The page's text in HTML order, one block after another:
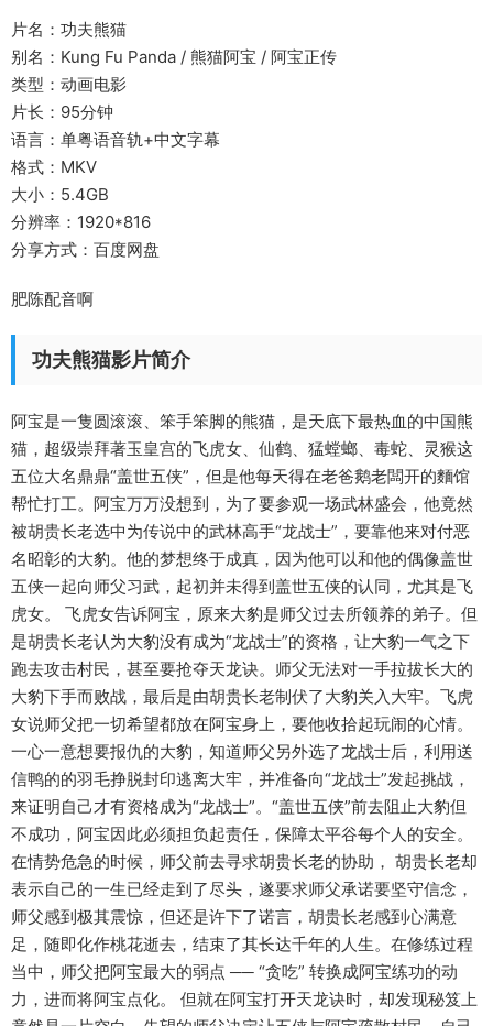
片名：功夫熊猫
别名：Kung Fu Panda / 熊猫阿宝 / 阿宝正传
类型：动画电影
片长：95分钟
语言：单粤语音轨+中文字幕
格式：MKV
大小：5.4GB
分辨率：1920*816
分享方式：百度网盘
肥陈配音啊
功夫熊猫影片简介
阿宝是一隻圆滚滚、笨手笨脚的熊猫，是天底下最热血的中国熊
猫，超级崇拜著玉皇宫的飞虎女、仙鹤、猛螳螂、毒蛇、灵猴这
五位大名鼎鼎“盖世五侠”，但是他每天得在老爸鹅老闆开的麵馆
帮忙打工。阿宝万万没想到，为了要参观一场武林盛会，他竟然
被胡贵长老选中为传说中的武林高手“龙战士”，要靠他来对付恶
名昭彰的大豹。他的梦想终于成真，因为他可以和他的偶像盖世
五侠一起向师父习武，起初并未得到盖世五侠的认同，尤其是飞
虎女。 飞虎女告诉阿宝，原来大豹是师父过去所领养的弟子。但
是胡贵长老认为大豹没有成为“龙战士”的资格，让大豹一气之下
跑去攻击村民，甚至要抢夺天龙诀。师父无法对一手拉拔长大的
大豹下手而败战，最后是由胡贵长老制伏了大豹关入大牢。飞虎
女说师父把一切希望都放在阿宝身上，要他收拾起玩闹的心情。
一心一意想要报仇的大豹，知道师父另外选了龙战士后，利用送
信鸭的的羽毛挣脱封印逃离大牢，并准备向“龙战士”发起挑战，
来证明自己才有资格成为“龙战士”。“盖世五侠”前去阻止大豹但
不成功，阿宝因此必须担负起责任，保障太平谷每个人的安全。
在情势危急的时候，师父前去寻求胡贵长老的协助， 胡贵长老却
表示自己的一生已经走到了尽头，遂要求师父承诺要坚守信念，
师父感到极其震惊，但还是许下了诺言，胡贵长老感到心满意
足，随即化作桃花逝去，结束了其长达千年的人生。在修练过程
当中，师父把阿宝最大的弱点 ── “贪吃” 转换成阿宝练功的动
力，进而将阿宝点化。 但就在阿宝打开天龙诀时，却发现秘笈上